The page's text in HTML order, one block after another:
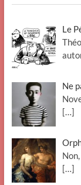
Le
Ne
[…]
[…]